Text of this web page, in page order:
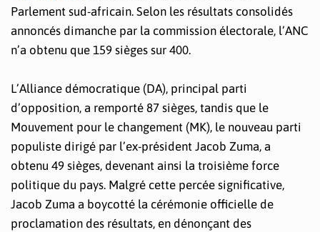
Parlement sud-africain. Selon les résultats consolidés
annoncés dimanche par la commission électorale, l’ANC
n’a obtenu que 159 sièges sur 400.
L’Alliance démocratique (DA), principal parti
d’opposition, a remporté 87 sièges, tandis que le
Mouvement pour le changement (MK), le nouveau parti
populiste dirigé par l’ex-président Jacob Zuma, a
obtenu 49 sièges, devenant ainsi la troisième force
politique du pays. Malgré cette percée significative,
Jacob Zuma a boycotté la cérémonie officielle de
proclamation des résultats, en dénonçant des